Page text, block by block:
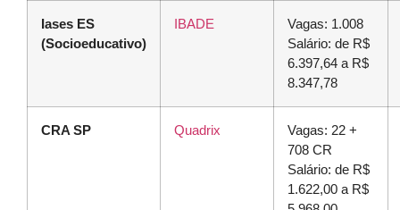
Iases ES
(Socioeducativo)
IBADE
Vagas: 1.008
Salário: de R$
6.397,64 a R$
8.347,78
CRA SP Quadrix
Vagas: 22 +
708 CR
Salário: de R$
1.622,00 a R$